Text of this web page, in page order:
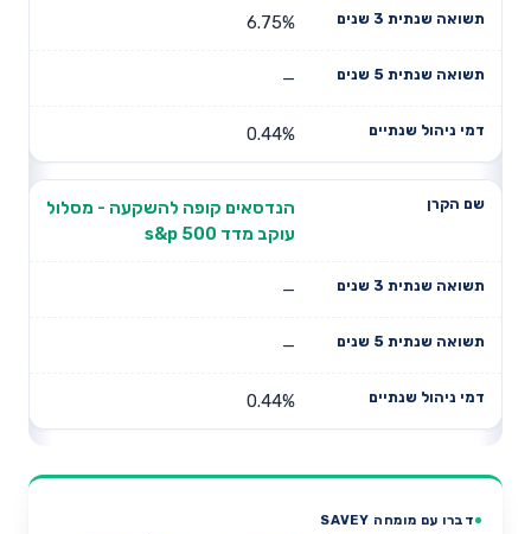
6.75%
—
0.44%
הנדסאים קופה להשקעה - מסלול
עוקב מדד s&p 500
—
—
0.44%
דברו עם מומחה SAVEY